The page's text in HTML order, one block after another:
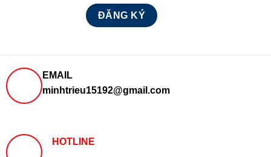
EMAIL
minhtrieu15192@gmail.com
HOTLINE